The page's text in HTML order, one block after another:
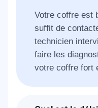
Votre coffre est
suffit de
technicien
faire les
votre coffre fort